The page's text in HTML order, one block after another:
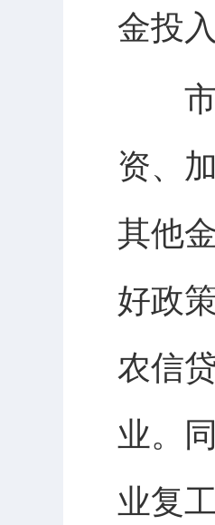
金投
市地
资、
其他
好政
农信
业。
业复